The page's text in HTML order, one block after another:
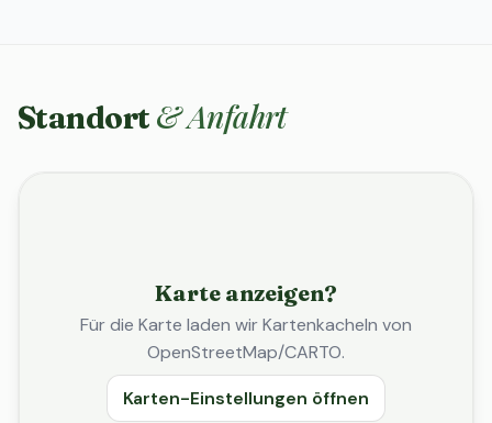
Standort & Anfahrt
Karte anzeigen?
Für die Karte laden wir Kartenkacheln von
OpenStreetMap/CARTO.
Karten-Einstellungen öffnen